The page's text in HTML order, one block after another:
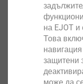
на EJOT и
Това
защитени